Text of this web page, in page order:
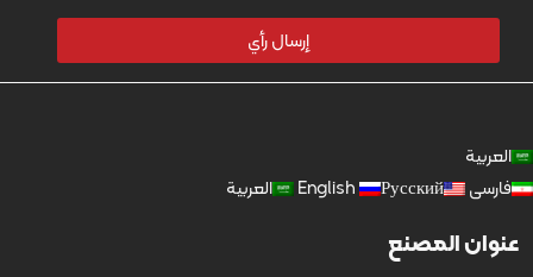
العربية
فارسی
English Русский العربية
عنوان المصنع